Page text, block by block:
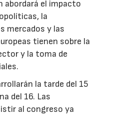
abordará el impacto
la
mercados y las
tienen sobre la
y la toma de
la tarde del 15
del 16. Las
al congreso ya